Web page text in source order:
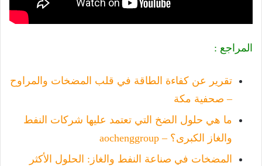
المراجع :
تقرير عن كفاءة الطاقة في قلب المضخات والمراوح
– صحفية مكة
ما هي حلول الضخ التي تعتمد عليها شركات النفط
والغاز الكبرى؟ – aochenggroup
المضخات في صناعة النفط والغاز: الحلول الأكثر